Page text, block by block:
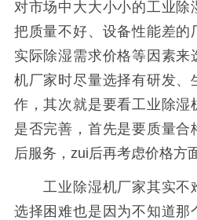
对市场中大大小小的工业除
把质量不好、设备性能差的
实际除湿需求价格等因素来
机厂家时尽量选择有研发、
作，其次就是要看工业除湿
是否完善，首先是要质量合
后服务，zui后再考虑价格方
工业除湿机厂家其实不
选择困难也是因为不知道那